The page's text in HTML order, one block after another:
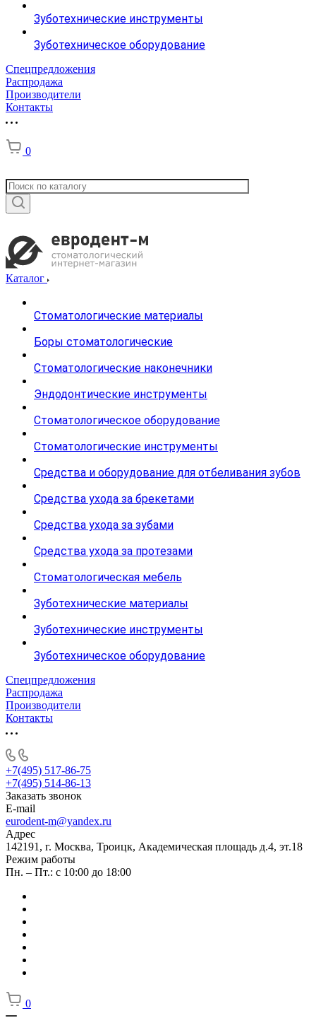
Зуботехнические инструменты
Зуботехническое оборудование
Спецпредложения
Распродажа
Производители
Контакты
0
Каталог
Стоматологические материалы
Боры стоматологические
Стоматологические наконечники
Эндодонтические инструменты
Стоматологическое оборудование
Стоматологические инструменты
Средства и оборудование для отбеливания зубов
Средства ухода за брекетами
Средства ухода за зубами
Средства ухода за протезами
Стоматологическая мебель
Зуботехнические материалы
Зуботехнические инструменты
Зуботехническое оборудование
Спецпредложения
Распродажа
Производители
Контакты
+7(495) 517-86-75
+7(495) 514-86-13
Заказать звонок
E-mail
eurodent-m@yandex.ru
Адрес
142191, г. Москва, Троицк, Академическая площадь д.4, эт.18
Режим работы
Пн. – Пт.: с 10:00 до 18:00
0